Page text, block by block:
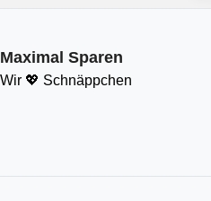
Maximal Sparen
Wir 💖 Schnäppchen